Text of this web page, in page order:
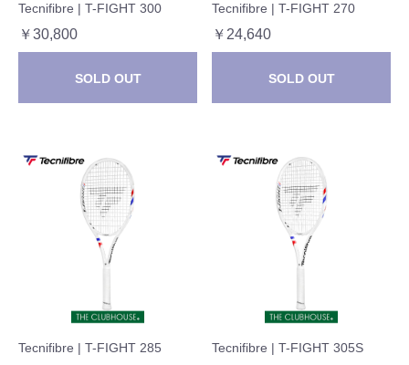
Tecnifibre | T-FIGHT 300
￥30,800
SOLD OUT
Tecnifibre | T-FIGHT 270
￥24,640
SOLD OUT
Tecnifibre | T-FIGHT 285 Tecnifibre | T-FIGHT 305S